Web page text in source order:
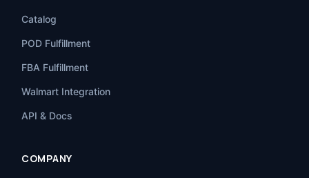
Catalog
POD Fulfillment
FBA Fulfillment
Walmart Integration
API & Docs
COMPANY